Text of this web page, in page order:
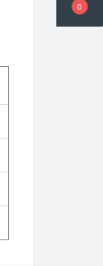
0